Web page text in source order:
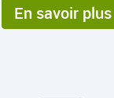
En savoir plus